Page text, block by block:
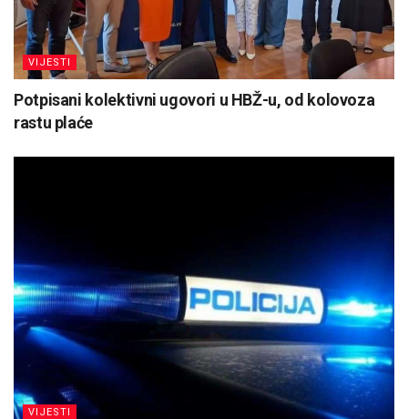
VIJESTI
Potpisani kolektivni ugovori u HBŽ-u, od kolovoza
rastu plaće
VIJESTI